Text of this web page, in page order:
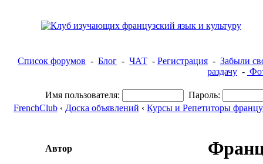
Список форумов - Блог - ЧАТ - Регистрация - Забыли
раздачу -
Имя пользователя:
Пароль:
FrenchClub ‹ Доска объявлений ‹ Курсы и Репетиторы
Автор